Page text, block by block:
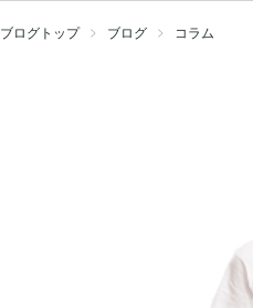
ブログトップ ブログ コラム